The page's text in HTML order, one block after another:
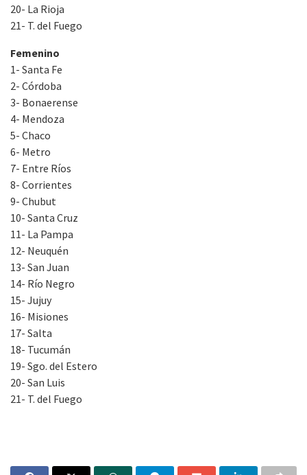
20- La Rioja
21- T. del Fuego
Femenino
1- Santa Fe
2- Córdoba
3- Bonaerense
4- Mendoza
5- Chaco
6- Metro
7- Entre Ríos
8- Corrientes
9- Chubut
10- Santa Cruz
11- La Pampa
12- Neuquén
13- San Juan
14- Río Negro
15- Jujuy
16- Misiones
17- Salta
18- Tucumán
19- Sgo. del Estero
20- San Luis
21- T. del Fuego